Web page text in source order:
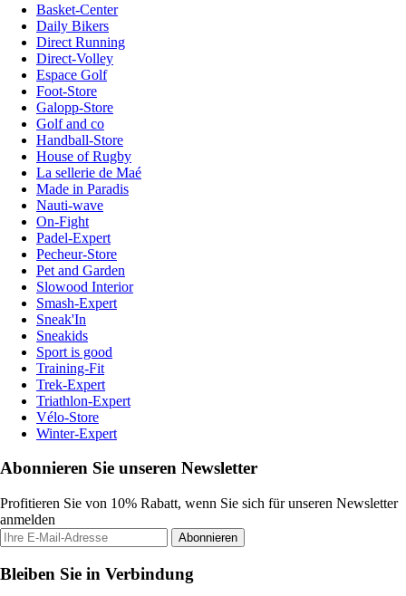
Basket-Center
Daily Bikers
Direct Running
Direct-Volley
Espace Golf
Foot-Store
Galopp-Store
Golf and co
Handball-Store
House of Rugby
La sellerie de Maé
Made in Paradis
Nauti-wave
On-Fight
Padel-Expert
Pecheur-Store
Pet and Garden
Slowood Interior
Smash-Expert
Sneak'In
Sneakids
Sport is good
Training-Fit
Trek-Expert
Triathlon-Expert
Vélo-Store
Winter-Expert
Abonnieren Sie unseren Newsletter
Profitieren Sie von 10% Rabatt, wenn Sie sich für unseren Newsletter
anmelden
Abonnieren
Bleiben Sie in Verbindung